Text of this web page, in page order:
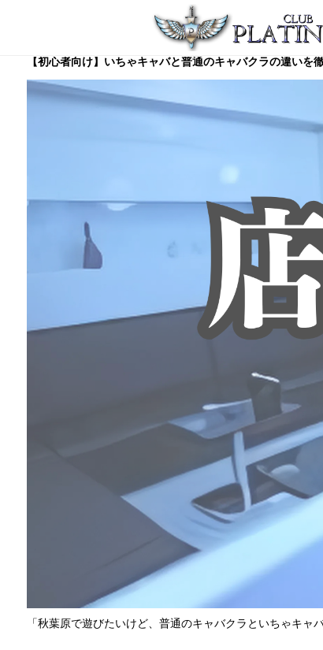
【初心者向け】いちゃキャバと普通のキャバクラの違い
「秋葉原で遊びたいけど、普通のキャバクラといちゃキャ